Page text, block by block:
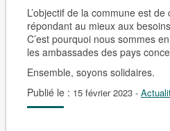
L’objectif de la commune est
répondant au mieux aux
C’est pourquoi nous sommes
les ambassades des pays
Ensemble, soyons solidaires.
Publié le : 15 février 2023 -